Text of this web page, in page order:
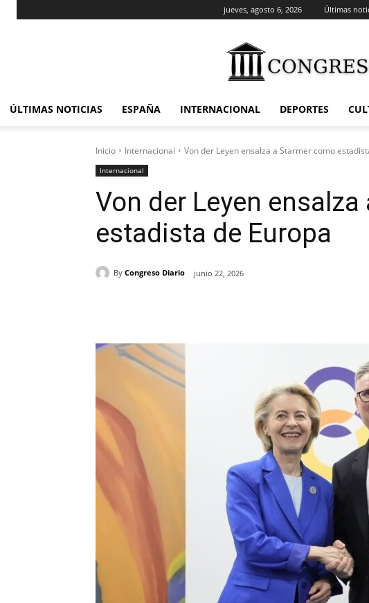
jueves, agosto 6, 2026 Últimas
ÚLTIMAS NOTICIAS ESPAÑA INTERNACIONAL DEPORTES
Inicio Internacional Von der Leyen ensalza a Starmer como
Internacional
Von der Leyen
estadista de Europa
By Congreso Diario junio 22, 2026